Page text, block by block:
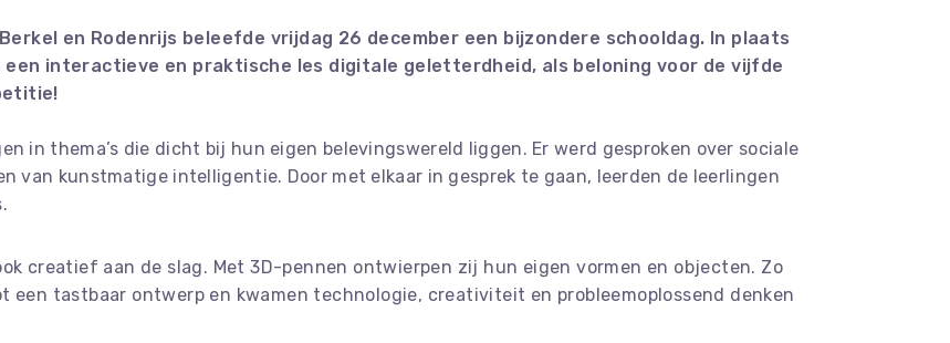
en Rodenrijs beleefde vrijdag 26 december een bijzondere schooldag. In plaats
interactieve en praktische les digitale geletterdheid, als beloning voor de vijfde
in thema’s die dicht bij hun eigen belevingswereld liggen. Er werd gesproken over sociale
van kunstmatige intelligentie. Door met elkaar in gesprek te gaan, leerden de leerlingen
creatief aan de slag. Met 3D-pennen ontwierpen zij hun eigen vormen en objecten. Zo
een tastbaar ontwerp en kwamen technologie, creativiteit en probleemoplossend denken